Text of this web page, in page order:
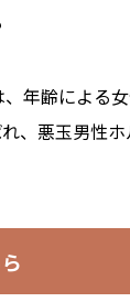
年齢による
、悪玉男性ホ